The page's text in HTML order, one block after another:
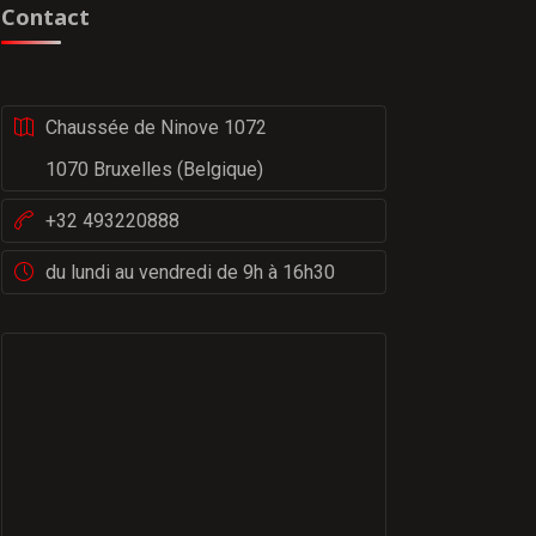
Contact
Chaussée de Ninove 1072
1070 Bruxelles (Belgique)
+32 493220888
du lundi au vendredi de 9h à 16h30